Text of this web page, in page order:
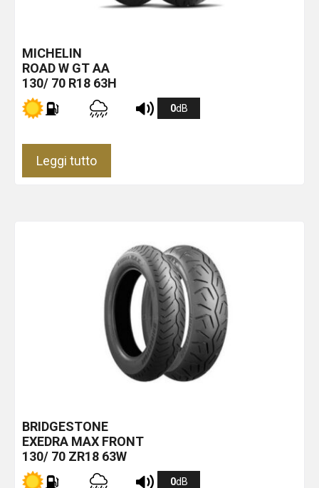
MICHELIN
ROAD W GTAA
130/ 70 R18 63H
0dB
Leggi tutto
BRIDGESTONE
EXEDRA MAX FRONT
130/ 70 ZR18 63W
0dB